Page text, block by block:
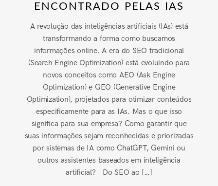
ENCONTRADO PELAS IAS
A revolução das inteligências artificiais (IAs) está
transformando a forma como buscamos
informações online. A era do SEO tradicional
(Search Engine Optimization) está evoluindo para
novos conceitos como AEO (Ask Engine
Optimization) e GEO (Generative Engine
Optimization), projetados para otimizar conteúdos
especificamente para as IAs. Mas o que isso
significa para sua empresa? Como garantir que
suas informações sejam reconhecidas e priorizadas
por sistemas de IA como ChatGPT, Gemini ou
outros assistentes baseados em inteligência
artificial? Do SEO ao […]